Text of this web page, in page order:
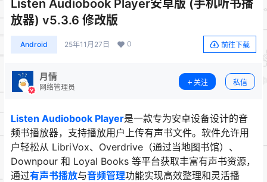
Listen Audiobook Player安卓版 (手机听书播
放器) v5.3.6 修改版
Android 25年11月27日 0 前往下载
月情
网络管理员
关注 私信
Listen Audiobook Player是一款专为安卓设备设计的音
频书播放器，支持播放用户上传有声书文件。软件允许用
户轻松从 LibriVox、Overdrive（通过当地图书馆）、
Downpour 和 Loyal Books 等平台获取丰富有声书资源，
通过有声书播放与音频管理功能实现高效整理和灵活播